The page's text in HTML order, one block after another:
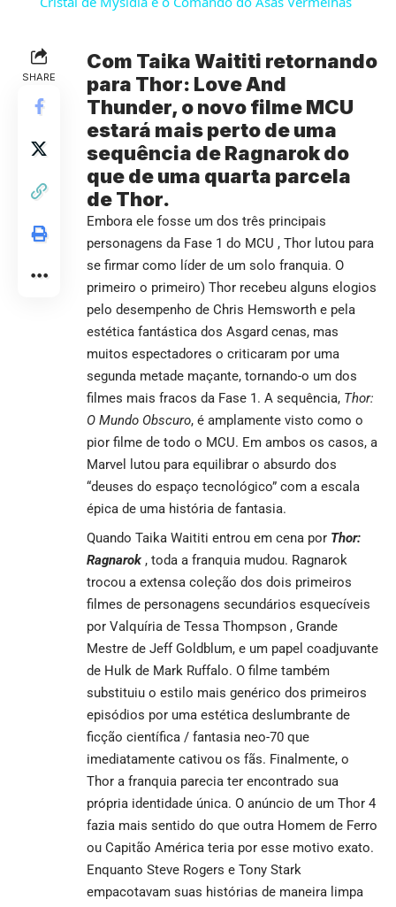
SHARE
Com Taika Waititi retornando
para Thor: Love And
Thunder, o novo filme MCU
estará mais perto de uma
sequência de Ragnarok do
que de uma quarta parcela
de Thor.
Embora ele fosse um dos três principais
personagens da Fase 1 do MCU , Thor lutou para
se firmar como líder de um solo franquia. O
primeiro o primeiro) Thor recebeu alguns elogios
pelo desempenho de Chris Hemsworth e pela
estética fantástica dos Asgard cenas, mas
muitos espectadores o criticaram por uma
segunda metade maçante, tornando-o um dos
filmes mais fracos da Fase 1. A sequência, Thor:
O Mundo Obscuro, é amplamente visto como o
pior filme de todo o MCU. Em ambos os casos, a
Marvel lutou para equilibrar o absurdo dos
“deuses do espaço tecnológico” com a escala
épica de uma história de fantasia.
Quando Taika Waititi entrou em cena por Thor:
Ragnarok , toda a franquia mudou. Ragnarok
trocou a extensa coleção dos dois primeiros
filmes de personagens secundários esquecíveis
por Valquíria de Tessa Thompson , Grande
Mestre de Jeff Goldblum, e um papel coadjuvante
de Hulk de Mark Ruffalo. O filme também
substituiu o estilo mais genérico dos primeiros
episódios por uma estética deslumbrante de
ficção científica / fantasia neo-70 que
imediatamente cativou os fãs. Finalmente, o
Thor a franquia parecia ter encontrado sua
própria identidade única. O anúncio de um Thor 4
fazia mais sentido do que outra Homem de Ferro
ou Capitão América teria por esse motivo exato.
Enquanto Steve Rogers e Tony Stark
empacotavam suas histórias de maneira limpa